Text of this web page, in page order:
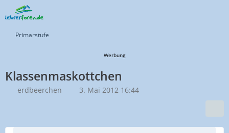
Primarstufe
Werbung
Klassenmaskottchen
erdbeerchen 3. Mai 2012 16:44